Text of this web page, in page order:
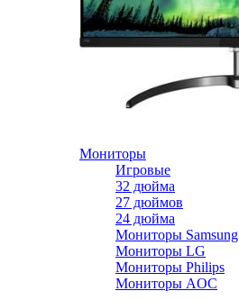
Мониторы
Игровые
32 дюйма
27 дюймов
24 дюйма
Мониторы Samsung
Мониторы LG
Мониторы Philips
Мониторы AOC